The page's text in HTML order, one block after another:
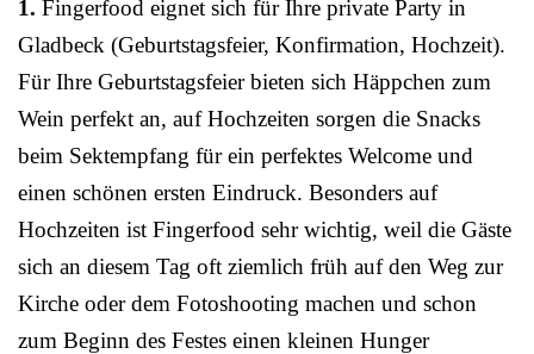
1. Fingerfood eignet sich für Ihre private Party in
Gladbeck (Geburtstagsfeier, Konfirmation, Hochzeit).
Für Ihre Geburtstagsfeier bieten sich Häppchen zum
Wein perfekt an, auf Hochzeiten sorgen die Snacks
beim Sektempfang für ein perfektes Welcome und
einen schönen ersten Eindruck. Besonders auf
Hochzeiten ist Fingerfood sehr wichtig, weil die Gäste
sich an diesem Tag oft ziemlich früh auf den Weg zur
Kirche oder dem Fotoshooting machen und schon
zum Beginn des Festes einen kleinen Hunger